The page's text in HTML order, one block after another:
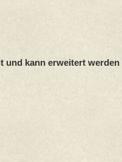
und kann erweitert